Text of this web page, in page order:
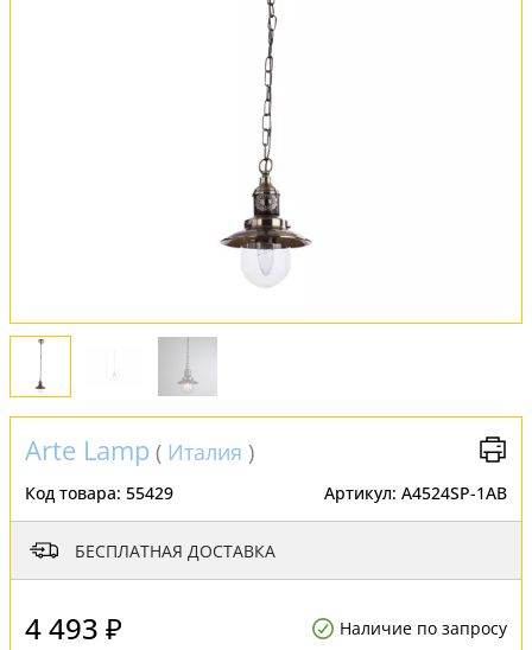
Arte Lamp ( Италия )
Код товара: 55429 Артикул: A4524SP-1AB
БЕСПЛАТНАЯ ДОСТАВКА
4 493 ₽ Наличие по запросу